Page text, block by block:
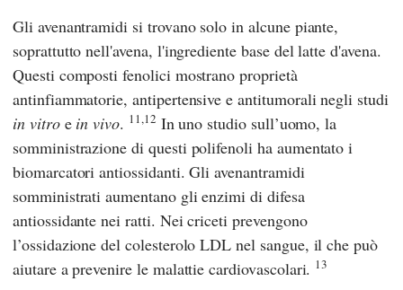
Gli avenantramidi si trovano solo in alcune piante,
soprattutto nell'avena, l'ingrediente base del latte d'avena.
Questi composti fenolici mostrano proprietà
antinfiammatorie, antipertensive e antitumorali negli studi
in vitroe in vivo. 11,12 In uno studio sull’uomo, la
somministrazione di questi polifenoli ha aumentato i
biomarcatori antiossidanti. Gli avenantramidi
somministrati aumentano gli enzimi di difesa
antiossidante nei ratti. Nei criceti prevengono
l’ossidazione del colesterolo LDL nel sangue, il che può
aiutare a prevenire le malattie cardiovascolari. 13